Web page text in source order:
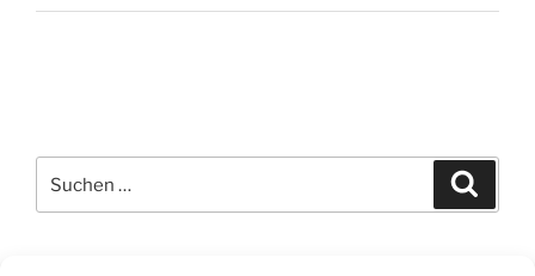
nach: